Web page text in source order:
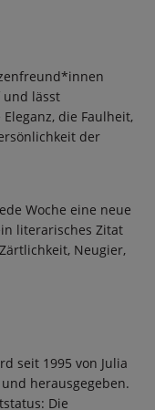
und lässt
die Faulheit,
der
Woche eine neue
literarisches Zitat
Neugier,
seit 1995 von Julia
herausgegeben.
Die